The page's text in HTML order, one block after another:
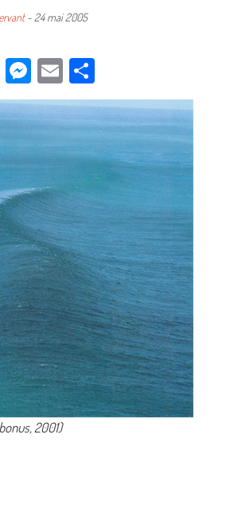
- 24 mai 2005
Messenger
EmailPartager
2001)